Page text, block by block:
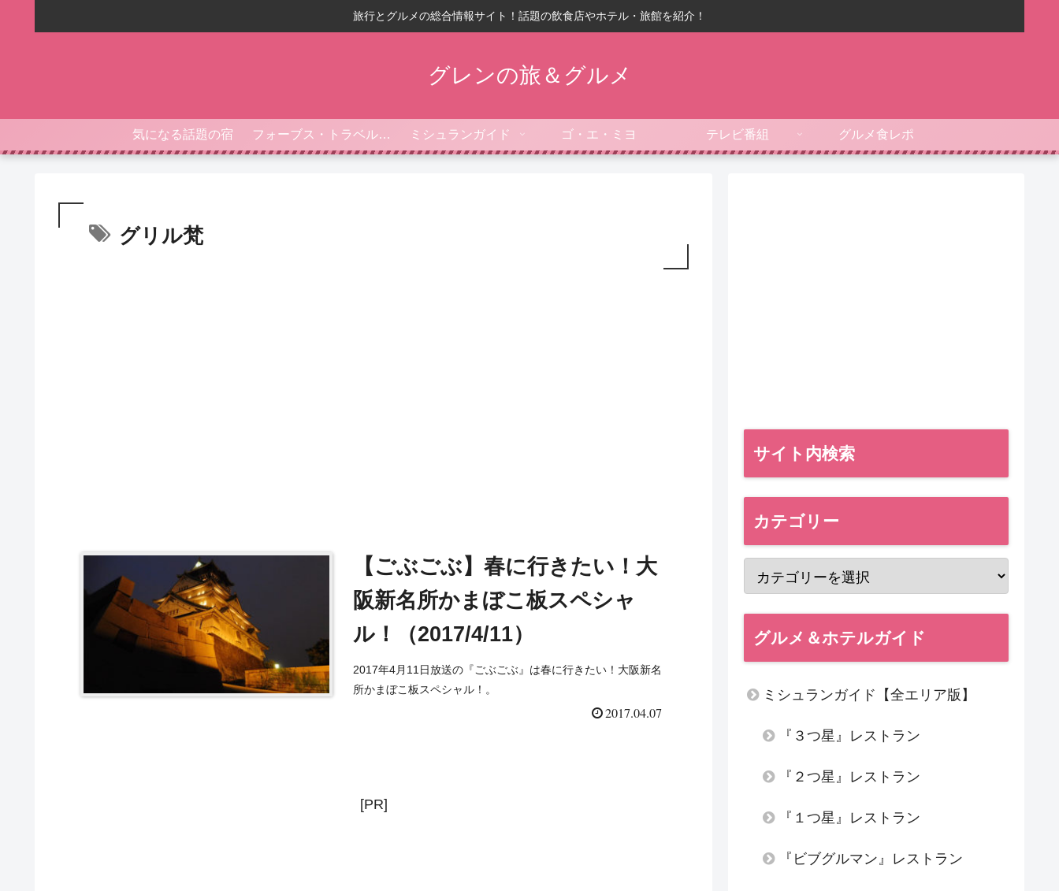
旅行とグルメの総合情報サイト！話題の飲食店やホテル・旅館を紹介！
グレンの旅＆グルメ
気になる話題の宿 フォーブス・トラベルガイド ミシュランガイド ゴ・エ・ミヨ テレビ番組 グルメ食レポ
グリル梵
【ごぶごぶ】春に行きたい！大
阪新名所かまぼこ板スペシャ
ル！（2017/4/11）
2017年4月11日放送の『ごぶごぶ』は春に行きたい！大阪新名
所かまぼこ板スペシャル！。
2017.04.07
[PR]
サイト内検索
カテゴリー
グルメ＆ホテルガイド
ミシュランガイド【全エリア版】
『３つ星』レストラン
『２つ星』レストラン
『１つ星』レストラン
『ビブグルマン』レストラン